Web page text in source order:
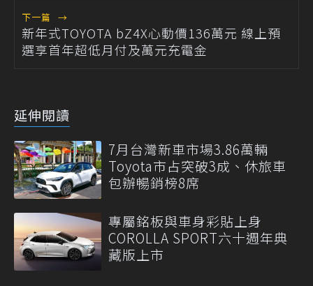
下一篇 →
新年式TOYOTA bZ4X心動價136萬元 線上預
選享首年超低月付及萬元充電金
延伸閱讀
7月台灣新車市場3.86萬輛
Toyota市占突破3成、休旅車
包辦暢銷榜8席
專屬銘板與車身彩貼上身
COROLLA SPORT六十週年典
藏版上市